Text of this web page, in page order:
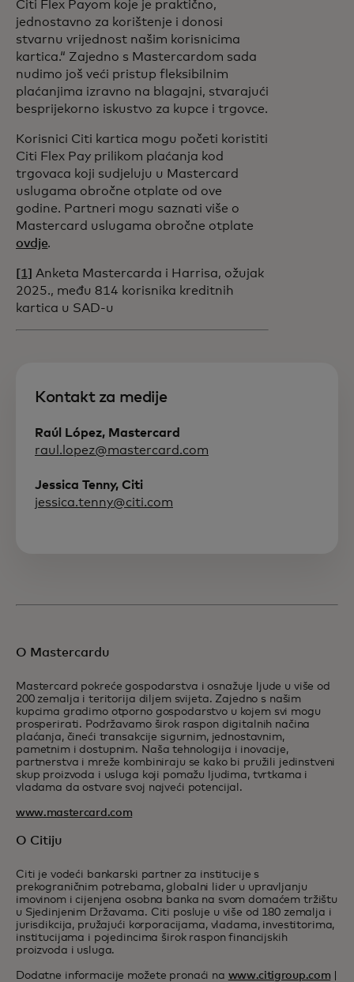
Citi Flex Payom koje je praktično,
jednostavno za korištenje i donosi
stvarnu vrijednost našim korisnicima
kartica.“ Zajedno s Mastercardom sada
nudimo još veći pristup fleksibilnim
plaćanjima izravno na blagajni, stvarajući
besprijekorno iskustvo za kupce i trgovce.
Korisnici Citi kartica mogu početi koristiti
Citi Flex Pay prilikom plaćanja kod
trgovaca koji sudjeluju u Mastercard
uslugama obročne otplate od ove
godine. Partneri mogu saznati više o
Mastercard uslugama obročne otplate
ovdje.
[1] Anketa Mastercarda i Harrisa, ožujak
2025., među 814 korisnika kreditnih
kartica u SAD-u
Kontakt za medije
Raúl López, Mastercard
raul.lopez@mastercard.com
Jessica Tenny, Citi
jessica.tenny@citi.com
O Mastercardu
Mastercard pokreće gospodarstva i osnažuje ljude u više od
200 zemalja i teritorija diljem svijeta. Zajedno s našim
kupcima gradimo otporno gospodarstvo u kojem svi mogu
prosperirati. Podržavamo širok raspon digitalnih načina
plaćanja, čineći transakcije sigurnim, jednostavnim,
pametnim i dostupnim. Naša tehnologija i inovacije,
partnerstva i mreže kombiniraju se kako bi pružili jedinstveni
skup proizvoda i usluga koji pomažu ljudima, tvrtkama i
vladama da ostvare svoj najveći potencijal.
www.mastercard.com
O Citiju
Citi je vodeći bankarski partner za institucije s
prekograničnim potrebama, globalni lider u upravljanju
imovinom i cijenjena osobna banka na svom domaćem tržištu
u Sjedinjenim Državama. Citi posluje u više od 180 zemalja i
jurisdikcija, pružajući korporacijama, vladama, investitorima,
institucijama i pojedincima širok raspon financijskih
proizvoda i usluga.
Dodatne informacije možete pronaći na www.citigroup.com